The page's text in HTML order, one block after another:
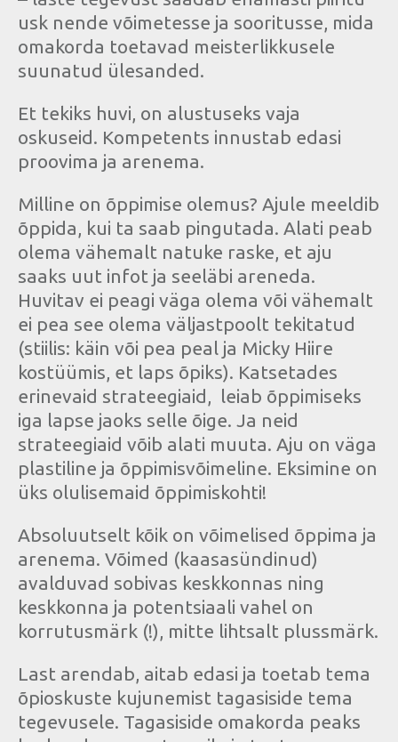
usk nende võimetesse ja sooritusse, mida
omakorda toetavad meisterlikkusele
suunatud ülesanded.
Et tekiks huvi, on alustuseks vaja
oskuseid. Kompetents innustab edasi
proovima ja arenema.
Milline on õppimise olemus? Ajule meeldib
õppida, kui ta saab pingutada. Alati peab
olema vähemalt natuke raske, et aju
saaks uut infot ja seeläbi areneda.
Huvitav ei peagi väga olema või vähemalt
ei pea see olema väljastpoolt tekitatud
(stiilis: käin või pea peal ja Micky Hiire
kostüümis, et laps õpiks). Katsetades
erinevaid strateegiaid, leiab õppimiseks
iga lapse jaoks selle õige. Ja neid
strateegiaid võib alati muuta. Aju on väga
plastiline ja õppimisvõimeline. Eksimine on
üks olulisemaid õppimiskohti!
Absoluutselt kõik on võimelised õppima ja
arenema. Võimed (kaasasündinud)
avalduvad sobivas keskkonnas ning
keskkonna ja potentsiaali vahel on
korrutusmärk (!), mitte lihtsalt plussmärk.
Last arendab, aitab edasi ja toetab tema
õpioskuste kujunemist tagasiside tema
tegevusele. Tagasiside omakorda peaks